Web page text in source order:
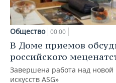
Общество 00:00
В Доме приемов
российского
Завершена работа над
искусств ASG»